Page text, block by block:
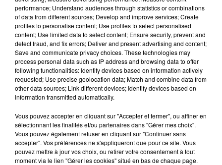
6 août 2026
NÎMES : « LE RÊVE DU GLADIATEUR » INVESTIT
LES ARÈNES CES 3...
Après un franc succès l'été dernier, le spectacle « Le Rêve
du gladiateur » revient illuminer l'amphithéâtre romain les 6,
7 et 8 août. Une fresque nocturne...
performance; Understand audiences through statistics or combinations
of data from different sources; Develop and improve services; Create
profiles to personalise content; Use profiles to select personalised
content; Use limited data to select content; Ensure security, prevent and
detect fraud, and fix errors; Deliver and present advertising and content;
Save and communicate privacy choices. These technologies may
process personal data such as IP address and browsing data to offer
following functionalities: Identify devices based on information actively
requested; Use precise geolocation data; Match and combine data from
other data sources; Link different devices; Identify devices based on
information transmitted automatically.
Vous pouvez accepter en cliquant sur "Accepter et fermer", ou affiner en
sélectionnant les finalités et/ou partenaires dans "Gérer mes choix".
Vous pouvez également refuser en cliquant sur "Continuer sans
accepter". Vos préférences ne s'appliqueront que pour ce site. Vous
pouvez mettre à jour vos choix, ou retirer votre consentement à tout
moment via le lien "Gérer les cookies" situé en bas de chaque page.